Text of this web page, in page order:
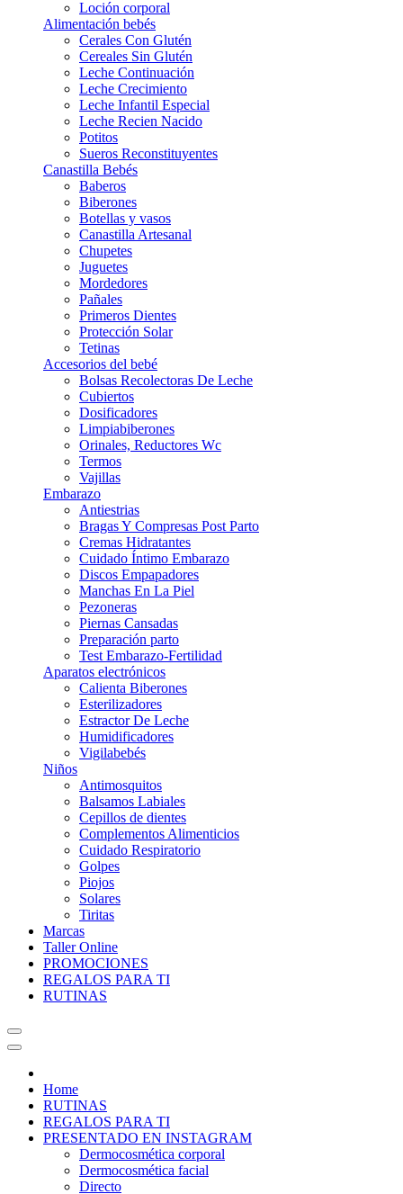
Loción corporal
Alimentación bebés
Cerales Con Glutén
Cereales Sin Glutén
Leche Continuación
Leche Crecimiento
Leche Infantil Especial
Leche Recien Nacido
Potitos
Sueros Reconstituyentes
Canastilla Bebés
Baberos
Biberones
Botellas y vasos
Canastilla Artesanal
Chupetes
Juguetes
Mordedores
Pañales
Primeros Dientes
Protección Solar
Tetinas
Accesorios del bebé
Bolsas Recolectoras De Leche
Cubiertos
Dosificadores
Limpiabiberones
Orinales, Reductores Wc
Termos
Vajillas
Embarazo
Antiestrias
Bragas Y Compresas Post Parto
Cremas Hidratantes
Cuidado Íntimo Embarazo
Discos Empapadores
Manchas En La Piel
Pezoneras
Piernas Cansadas
Preparación parto
Test Embarazo-Fertilidad
Aparatos electrónicos
Calienta Biberones
Esterilizadores
Estractor De Leche
Humidificadores
Vigilabebés
Niños
Antimosquitos
Balsamos Labiales
Cepillos de dientes
Complementos Alimenticios
Cuidado Respiratorio
Golpes
Piojos
Solares
Tiritas
Marcas
Taller Online
PROMOCIONES
REGALOS PARA TI
RUTINAS
Home
RUTINAS
REGALOS PARA TI
PRESENTADO EN INSTAGRAM
Dermocosmética corporal
Dermocosmética facial
Directo